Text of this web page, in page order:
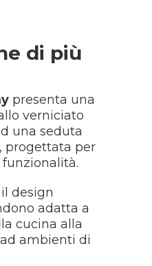
di più
presenta una
verniciato
una seduta
progettata per
design
adatta a
cucina alla
ambienti di